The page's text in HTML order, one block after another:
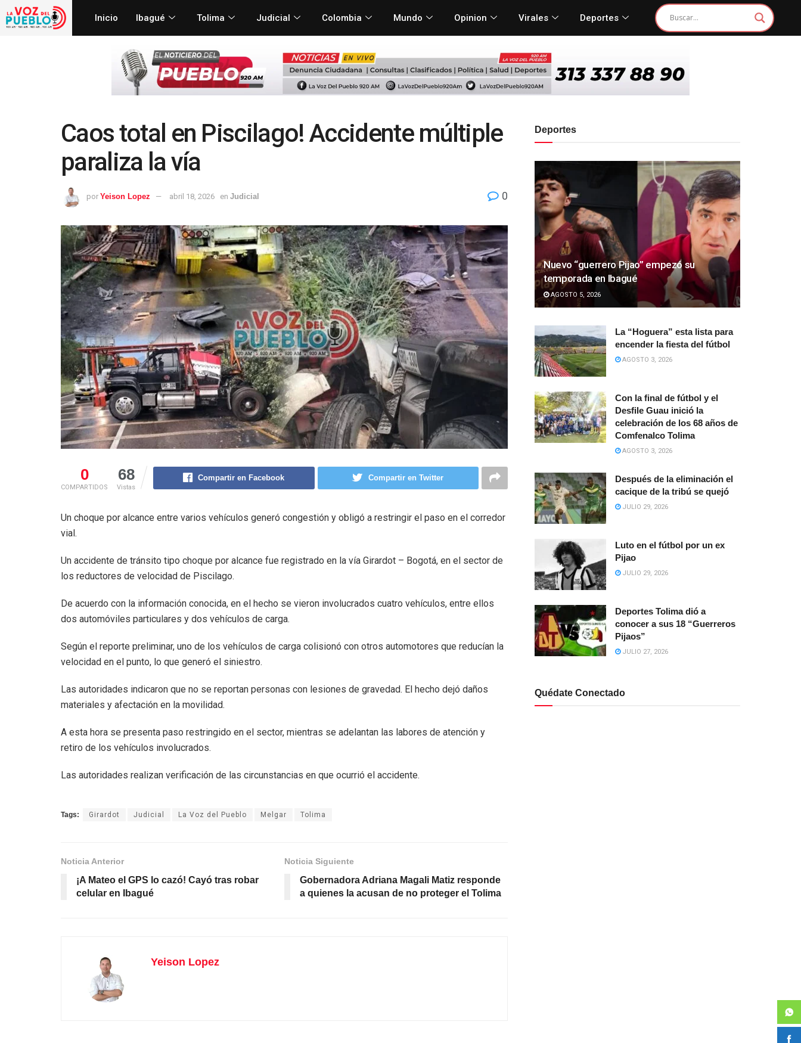
Inicio Ibagué Tolima Judicial Colombia Mundo Opinion Virales Deportes
Caos total en Piscilago! Accidente múltiple
paraliza la vía
por Yeison Lopez abril 18, 2026 en Judicial 0
0
COMPARTIDOS
68
Vistas
Compartir en Facebook Compartir en Twitter
Un choque por alcance entre varios vehículos generó congestión y obligó a restringir el paso en el corredor
vial.
Un accidente de tránsito tipo choque por alcance fue registrado en la vía Girardot – Bogotá, en el sector de
los reductores de velocidad de Piscilago.
De acuerdo con la información conocida, en el hecho se vieron involucrados cuatro vehículos, entre ellos
dos automóviles particulares y dos vehículos de carga.
Según el reporte preliminar, uno de los vehículos de carga colisionó con otros automotores que reducían la
velocidad en el punto, lo que generó el siniestro.
Las autoridades indicaron que no se reportan personas con lesiones de gravedad. El hecho dejó daños
materiales y afectación en la movilidad.
A esta hora se presenta paso restringido en el sector, mientras se adelantan las labores de atención y
retiro de los vehículos involucrados.
Las autoridades realizan verificación de las circunstancias en que ocurrió el accidente.
Tags: Girardot Judicial La Voz del Pueblo Melgar Tolima
Noticia Anterior
¡A Mateo el GPS lo cazó! Cayó tras robar
celular en Ibagué
Noticia Siguiente
Gobernadora Adriana Magali Matiz responde
a quienes la acusan de no proteger el Tolima
Yeison Lopez
Deportes
Nuevo “guerrero Pijao” empezó su
temporada en Ibagué
AGOSTO 5, 2026
La “Hoguera” esta lista para
encender la fiesta del fútbol
AGOSTO 3, 2026
Con la final de fútbol y el
Desfile Guau inició la
celebración de los 68 años de
Comfenalco Tolima
AGOSTO 3, 2026
Después de la eliminación el
cacique de la tribú se quejó
JULIO 29, 2026
Luto en el fútbol por un ex
Pijao
JULIO 29, 2026
Deportes Tolima dió a
conocer a sus 18 “Guerreros
Pijaos”
JULIO 27, 2026
Quédate Conectado